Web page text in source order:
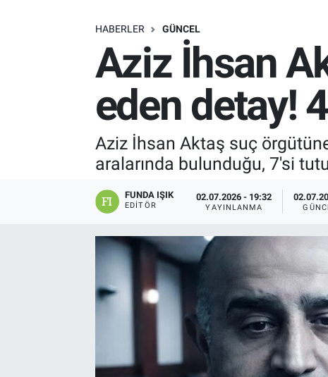
HABERLER GÜNCEL
Aziz İhsan
eden detay!
Aziz İhsan Aktaş suç
aralarında bulunduğu, 7'si
FUNDA IŞIK
EDITÖR
02.07.2026 - 19:32
YAYINLANMA
ÖZEL HABER
ASTROLOJİ
RESMİ İLANLAR